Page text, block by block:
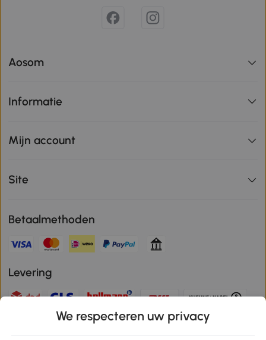
Aosom
Informatie
Mijn account
Site
Betaalmethoden
Levering
We respecteren uw privacy